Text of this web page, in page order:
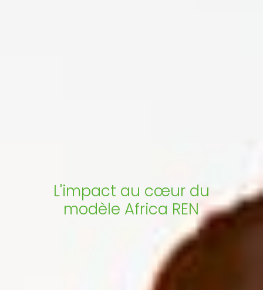
L'impact au cœur du
modèle Africa REN